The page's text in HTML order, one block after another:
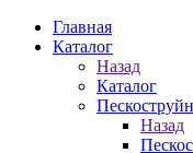
Главная
Каталог
Назад
Каталог
Назад